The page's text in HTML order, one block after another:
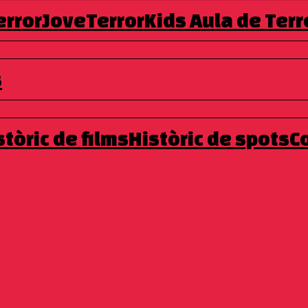
TerrorKidsAula de
de filmsHistòric de spots
Tot sota la direcció de veus prometedores i d’altres
Arrossega’m a l’infern) demostren la seva vàlua també